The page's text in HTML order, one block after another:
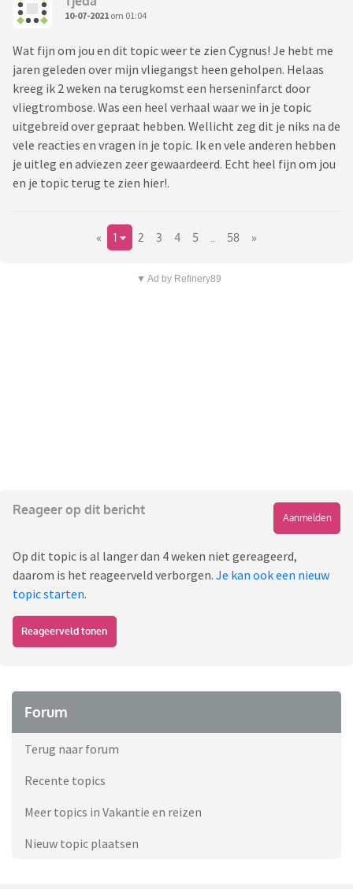
10-07-2021 om 01:04
Wat fijn om jou en dit topic weer te zien Cygnus! Je hebt me
jaren geleden over mijn vliegangst heen geholpen. Helaas
kreeg ik 2 weken na terugkomst een herseninfarct door
vliegtrombose. Was een heel verhaal waar we in je topic
uitgebreid over gepraat hebben. Wellicht zeg dit je niks na de
vele reacties en vragen in je topic. Ik en vele anderen hebben
je uitleg en adviezen zeer gewaardeerd. Echt heel fijn om jou
en je topic terug te zien hier!.
« 1 2 3 4 5 58 »
▼ Ad by Refinery89
Reageer op dit bericht
Aanmelden
Op dit topic is al langer dan 4 weken niet gereageerd,
daarom is het reageerveld verborgen. Je kan ook een nieuw
topic starten.
Reageerveld tonen
Forum
Terug naar forum
Recente topics
Meer topics in Vakantie en reizen
Nieuw topic plaatsen